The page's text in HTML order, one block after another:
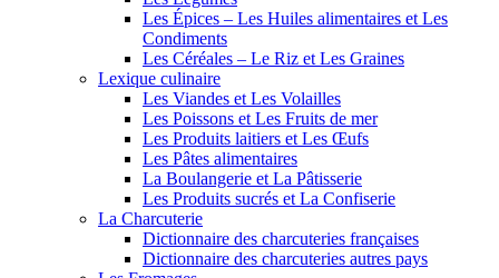
Les Épices – Les Huiles alimentaires et Les
Condiments
Les Céréales – Le Riz et Les Graines
Lexique culinaire
Les Viandes et Les Volailles
Les Poissons et Les Fruits de mer
Les Produits laitiers et Les Œufs
Les Pâtes alimentaires
La Boulangerie et La Pâtisserie
Les Produits sucrés et La Confiserie
La Charcuterie
Dictionnaire des charcuteries françaises
Dictionnaire des charcuteries autres pays